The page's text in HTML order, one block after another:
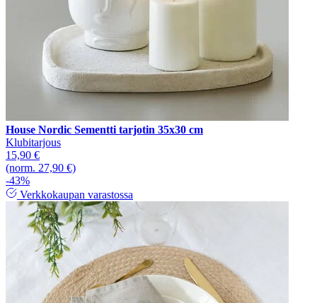
House Nordic Sementti tarjotin 35x30 cm
Klubitarjous
15,90 €
(norm. 27,90 €)
-43%
Verkkokaupan varastossa